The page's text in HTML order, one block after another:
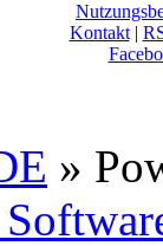
Kontakt|
»